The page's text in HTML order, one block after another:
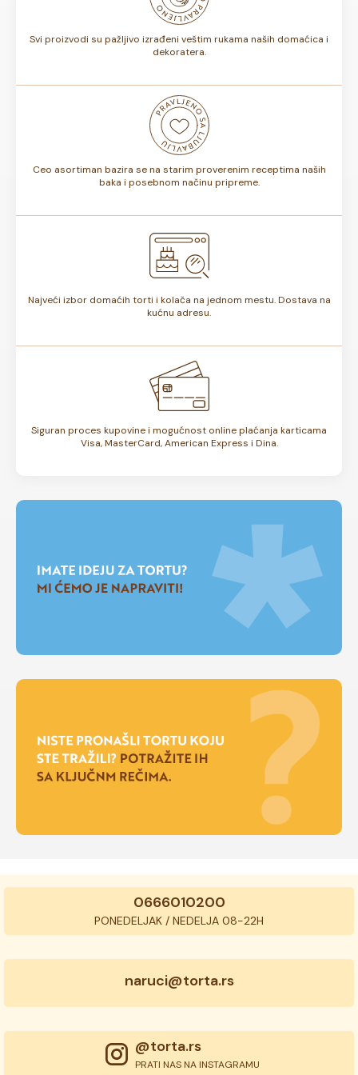
Svi proizvodi su pažljivo izrađeni veštim rukama naših domaćica i
dekoratera.
Ceo asortiman bazira se na starim proverenim receptima naših
baka i posebnom načinu pripreme.
Najveći izbor domaćih torti i kolača na jednom mestu. Dostava na
kućnu adresu.
Siguran proces kupovine i mogućnost online plaćanja karticama
Visa, MasterCard, American Express i Dina.
0666010200
PONEDELJAK / NEDELJA 08-22H
naruci@torta.rs
@torta.rs
PRATI NAS NA INSTAGRAMU